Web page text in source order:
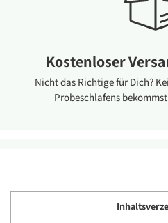
Kostenloser
Nicht das Richtige für Dich?
Probeschlafens